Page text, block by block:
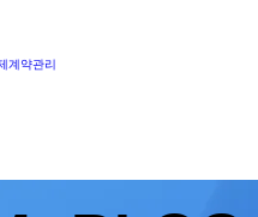
계약관리